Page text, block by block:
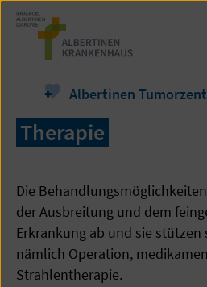
Zum
Seiteninhalt
springen
Albertinen
Therapie
Die
der Ausbreitung und dem
Erkrankung ab und sie stützen
nämlich Operation,
Strahlentherapie.